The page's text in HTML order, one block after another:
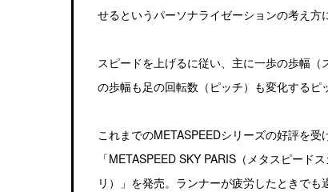
せるというパーソナライゼーションの考え方
スピードを上げるに従い、主に一歩の歩幅
の歩幅も足の回転数（ピッチ）も変化するピ
これまでのMETASPEEDシリーズの好評を
「METASPEED SKY PARIS（メタスピード
リ）」を発売。ランナーが疲労したときで